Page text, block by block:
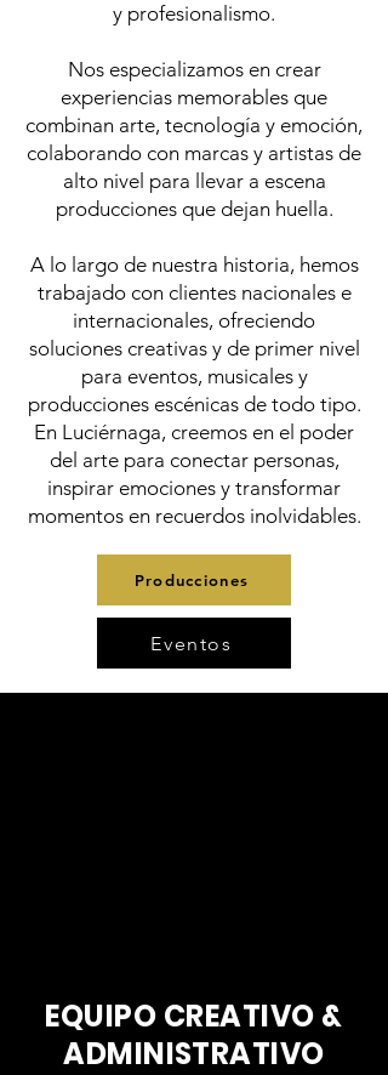
y profesionalismo.
Nos especializamos en crear
experiencias memorables que
combinan arte, tecnología y emoción,
colaborando con marcas y artistas de
alto nivel para llevar a escena
producciones que dejan huella.
A lo largo de nuestra historia, hemos
trabajado con clientes nacionales e
internacionales, ofreciendo
soluciones creativas y de primer nivel
para eventos, musicales y
producciones escénicas de todo tipo.
En Luciérnaga, creemos en el poder
del arte para conectar personas,
inspirar emociones y transformar
momentos en recuerdos inolvidables.
Producciones
Eventos
EQUIPO CREATIVO &
ADMINISTRATIVO